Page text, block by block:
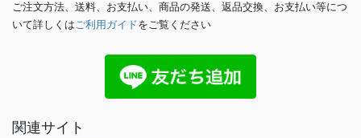
ご注文方法、送料、お支払い、商品の発送、返品交換、お支払い等につ
いて詳しくはご利用ガイドをご覧ください
関連サイト